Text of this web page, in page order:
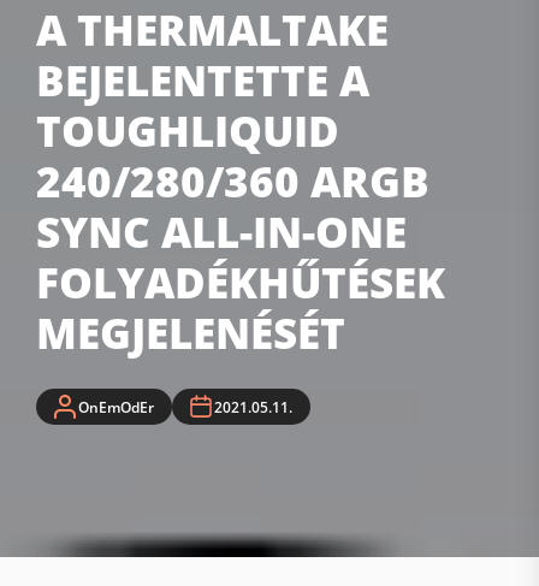
A THERMALTAKE
BEJELENTETTE A
TOUGHLIQUID
240/280/360 ARGB
SYNC ALL-IN-ONE
FOLYADÉKHŰTÉSEK
MEGJELENÉSÉT
OnEmOdEr 2021.05.11.